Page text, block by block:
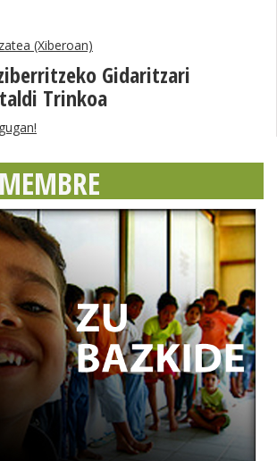
(Xiberoan)
Gidaritzari
Trinkoa